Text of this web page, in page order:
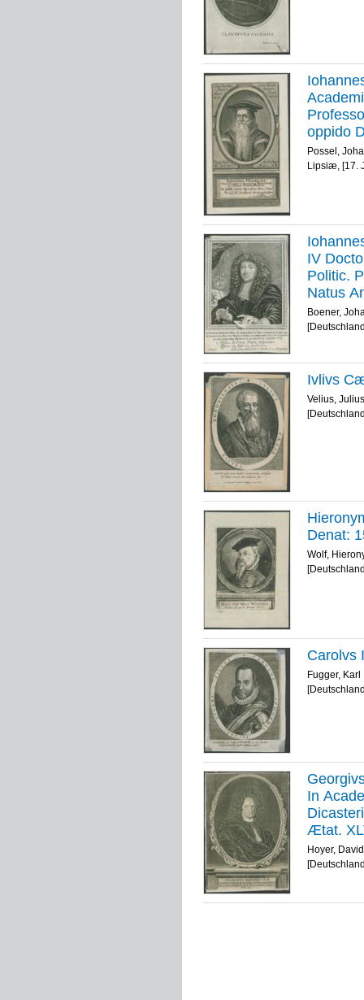
oppido
Christi
d. 15.
Possel,
Lipsiæ, [17.
IV
Politic.
Natus
Böner f.
Boener,
Ivlivs
Velius,
Denat:
Wolf,
Carolvs
Fugger, Karl
In
Ætat.
sc.
Hoyer, David